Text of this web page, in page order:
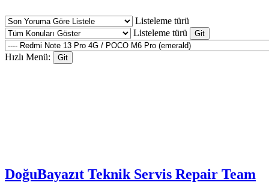
Listeleme türü
Listeleme türü
Hızlı Menü:
DoğuBayazıt Teknik Servis Repair Team